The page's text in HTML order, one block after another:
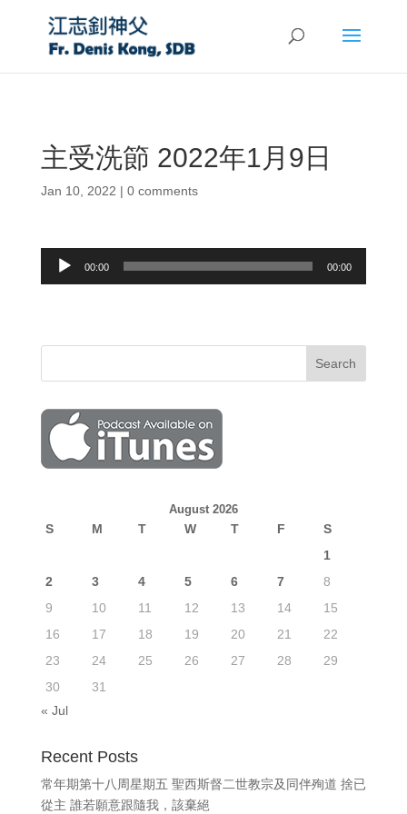
主受洗節 2022年1月9日
Jan 10, 2022 | 0 comments
Audio
00:00 00:00
August 2026
S M T W T F
S
1
2
3 4 5 6 7
8
9
10 11 12 13 14
15
16
17 18 19 20 21
22
23
24 25 26 27 28
29
30
31
« Jul
Recent Posts
常年期第十八周星期五 聖西斯督二世教宗及同伴殉道 捨已
從主 誰若願意跟隨我，該棄絕